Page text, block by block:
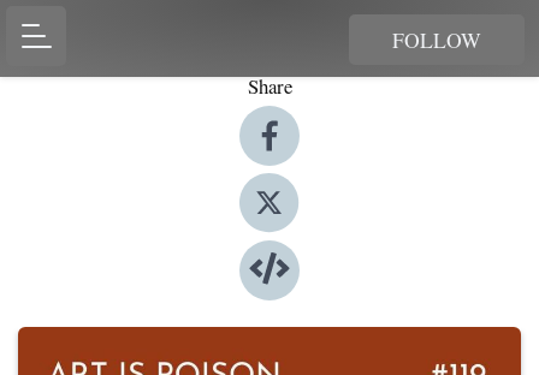
FOLLOW
Share